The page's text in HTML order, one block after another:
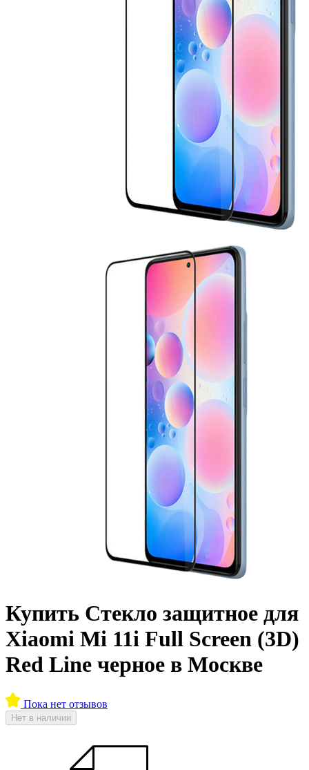
Купить Стекло защитное для
Xiaomi Mi 11i Full Screen (3D)
Red Line черное в Москве
Пока нет отзывов
Нет в наличии